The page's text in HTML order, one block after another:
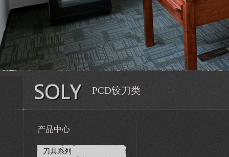
PCD铰刀类
产品中心
刀具系列